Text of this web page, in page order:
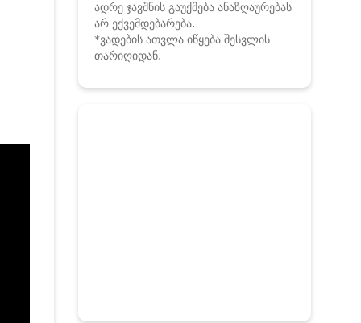
ადრე ჯავშნის გაუქმება ანაზღაურებას
არ ექვემდებარება.
*ვადების ათვლა იწყება შესვლის
თარიღიდან.